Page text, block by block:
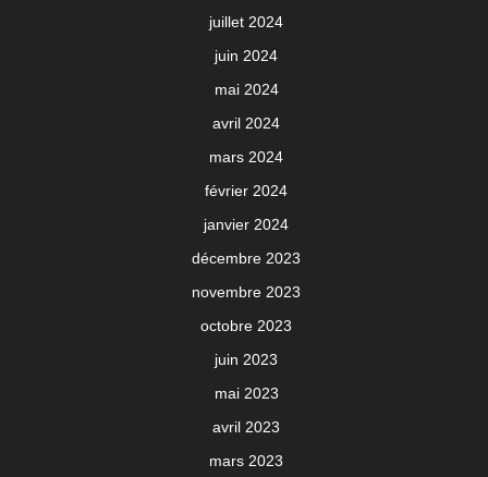
juillet 2024
juin 2024
mai 2024
avril 2024
mars 2024
février 2024
janvier 2024
décembre 2023
novembre 2023
octobre 2023
juin 2023
mai 2023
avril 2023
mars 2023